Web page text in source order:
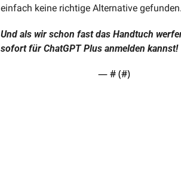
einfach keine richtige Alternative gefunden.
Und als wir schon fast das Handtuch
sofort für ChatGPT Plus anmelden kannst!
— # (#)